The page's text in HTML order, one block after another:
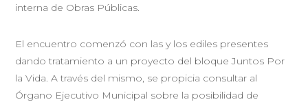
interna de Obras Públicas.
El encuentro comenzó con las y los ediles presentes
dando tratamiento a un proyecto del bloque Juntos Por
la Vida. A través del mismo, se propicia consultar al
Órgano Ejecutivo Municipal sobre la posibilidad de